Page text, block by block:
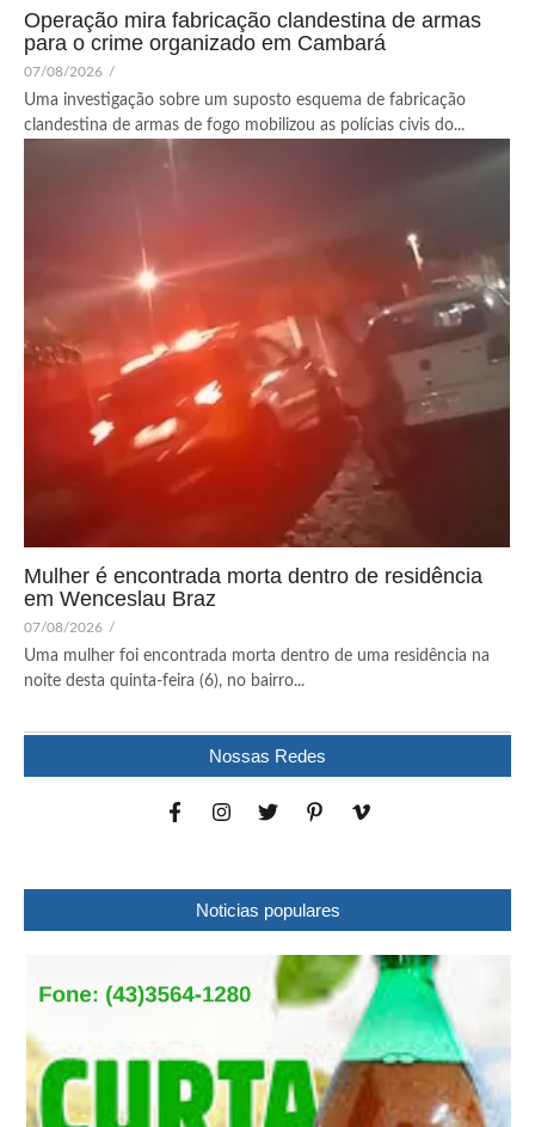
Operação mira fabricação clandestina de armas
para o crime organizado em Cambará
07/08/2026 /
Uma investigação sobre um suposto esquema de fabricação
clandestina de armas de fogo mobilizou as polícias civis do...
Mulher é encontrada morta dentro de residência
em Wenceslau Braz
07/08/2026 /
Uma mulher foi encontrada morta dentro de uma residência na
noite desta quinta-feira (6), no bairro...
Nossas Redes
Noticias populares